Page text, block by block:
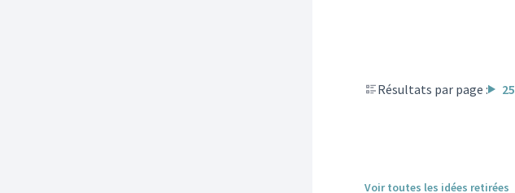
Résultats par page : 25
Voir toutes les idées retirées